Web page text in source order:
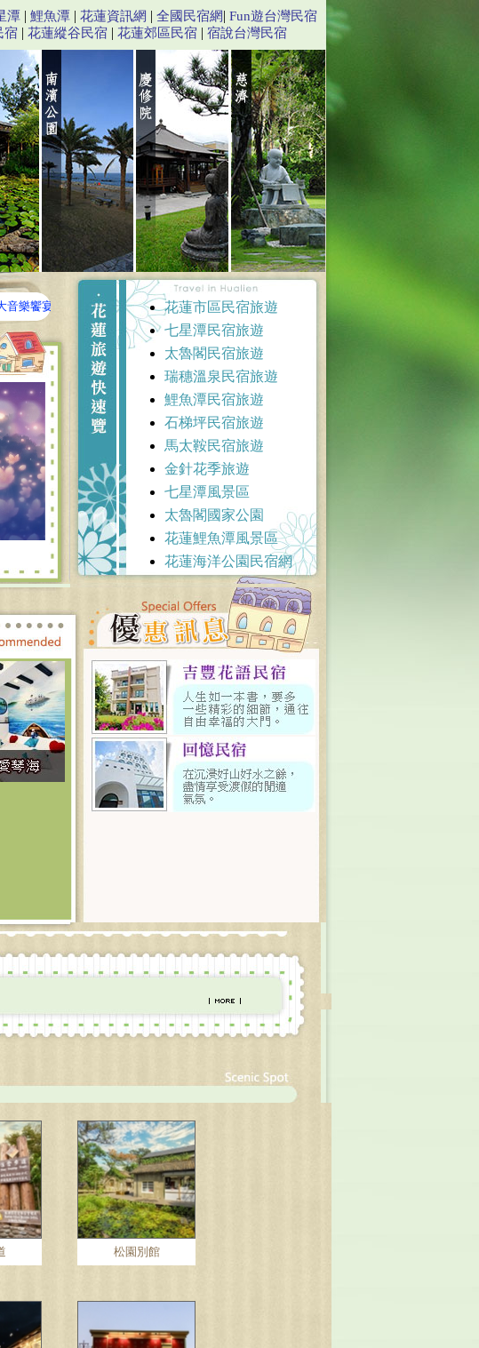
潭 | 鯉魚潭 | 花蓮資訊網 | 全國民宿網| Fun遊台灣民宿
宿 | 花蓮縱谷民宿 | 花蓮郊區民宿 | 宿說台灣民宿
宴，歷年以大型演唱會舞台規格，廣邀國際性巨星與知名歌手登台演出。「只要一張到花
花蓮市區民宿旅遊
七星潭民宿旅遊
太魯閣民宿旅遊
瑞穗溫泉民宿旅遊
鯉魚潭民宿旅遊
石梯坪民宿旅遊
馬太鞍民宿旅遊
金針花季旅遊
七星潭風景區
太魯閣國家公園
花蓮鯉魚潭風景區
花蓮海洋公園民宿網
松園別館